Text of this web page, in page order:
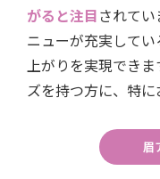
がると注目されて
ニューが充実して
上がりを実現でき
ズを持つ方に、特に
眉